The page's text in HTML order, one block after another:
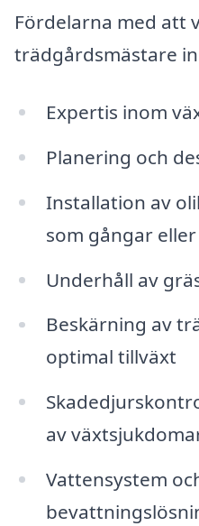
Fördelarna med att
trädgårdsmästare
Expertis inom
Planering och
Installation av
som gångar
Underhåll av
Beskärning av
optimal tillväxt
av
Vattensystem